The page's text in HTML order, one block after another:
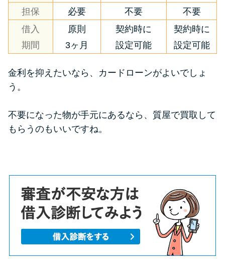
担保 必要 不要
不要
借入
期間
原則
3ヶ月
契約時に
設定可能
契約時に
設定可能
金利を抑えたいなら、カードローンがよいでしょ
う。
不要になった物が手元にあるなら、質屋で買取して
もらうのもいいですね。